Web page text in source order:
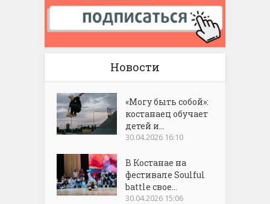
Новости
«Могу быть собой»:
костанаец обучает
детей и...
30.04.2026 16:10
В Костанае на
фестивале Soulful
battle свое...
30.04.2026 15:06